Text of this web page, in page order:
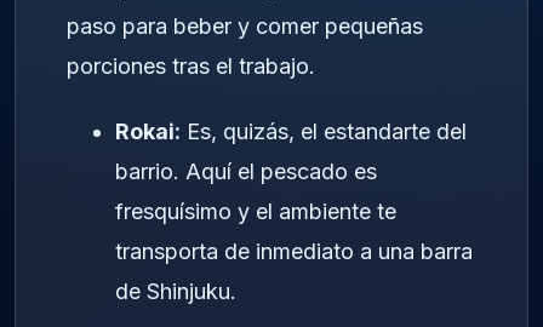
paso para beber y comer pequeñas
porciones tras el trabajo.
Rokai: Es, quizás, el estandarte del
barrio. Aquí el pescado es
fresquísimo y el ambiente te
transporta de inmediato a una barra
de Shinjuku.